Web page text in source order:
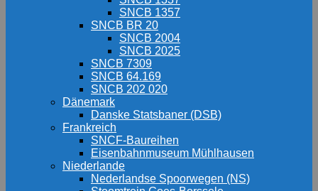
SNCB 1357
SNCB BR 20
SNCB 2004
SNCB 2025
SNCB 7309
SNCB 64.169
SNCB 202 020
Dänemark
Danske Statsbaner (DSB)
Frankreich
SNCF-Baureihen
Eisenbahnmuseum Mühlhausen
Niederlande
Nederlandse Spoorwegen (NS)